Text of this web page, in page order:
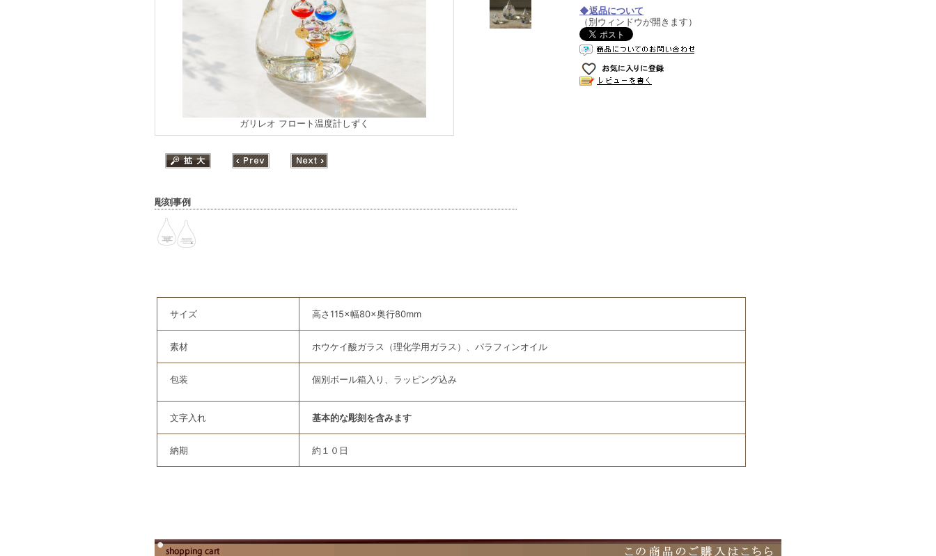
◆返品について
（別ウィンドウが開きます）
ガリレオ フロート温度計しずく
彫刻事例
サイズ 高さ115×幅80×奥行80mm
素材 ホウケイ酸ガラス（理化学用ガラス）、パラフィンオイル
包装 個別ボール箱入り、ラッピング込み
文字入れ 基本的な彫刻を含みます
納期 約１０日